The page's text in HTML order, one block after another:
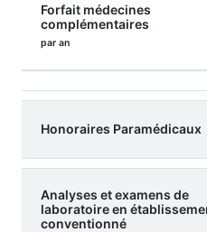
Forfait médecines
complémentaires
par an
Honoraires Paramédicaux
Analyses et examens de
laboratoire en
conventionné